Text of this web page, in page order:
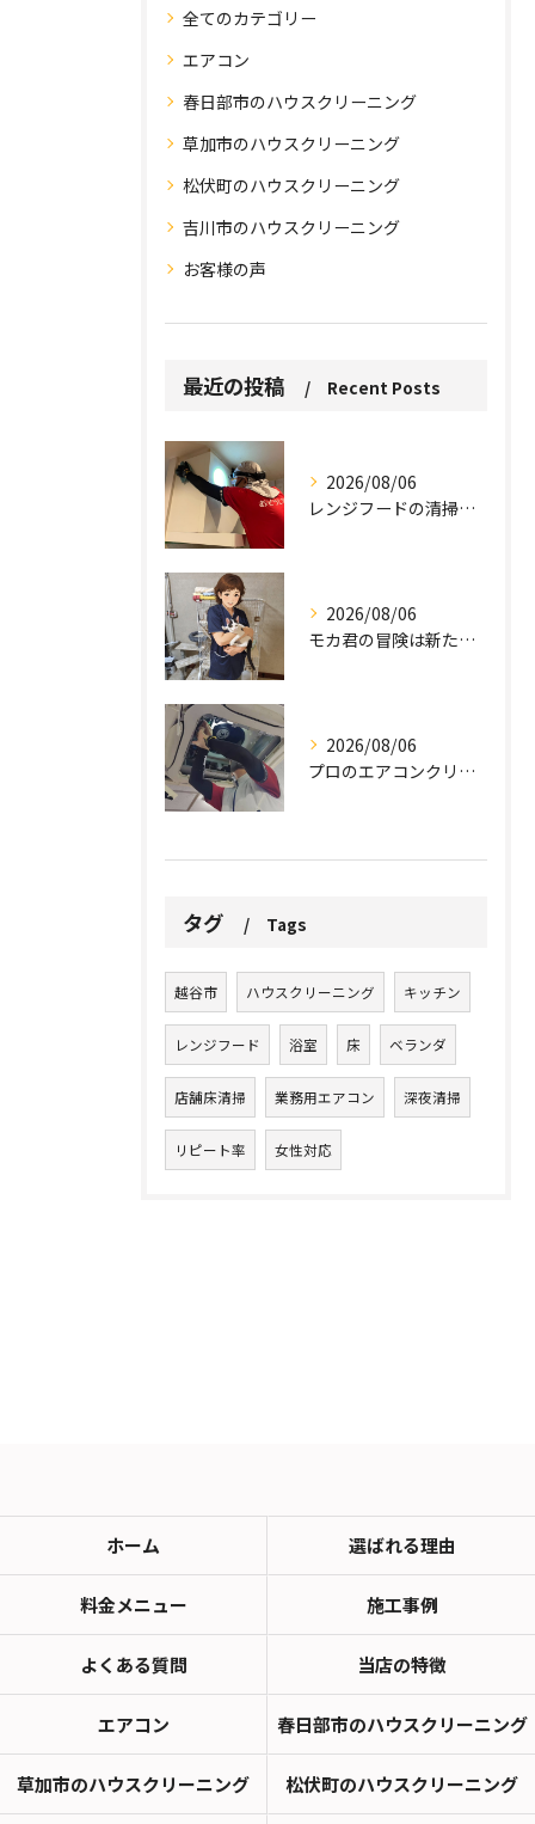
全てのカテゴリー
エアコン
春日部市のハウスクリーニング
草加市のハウスクリーニング
松伏町のハウスクリーニング
吉川市のハウスクリーニング
お客様の声
最近の投稿 Recent Posts
2026/08/06
レンジフードの清掃、忘れていませんか？
2026/08/06
モカ君の冒険は新たな幕を開けました。
2026/08/06
プロのエアコンクリーニングは、店舗やオフィスにおいて多くのメ...
タグ Tags
越谷市 ハウスクリーニング キッチン
レンジフード 浴室 床 ベランダ
店舗床清掃 業務用エアコン 深夜清掃
リピート率 女性対応
ホーム 選ばれる理由
料金メニュー 施工事例
よくある質問 当店の特徴
エアコン 春日部市のハウスクリーニング
草加市のハウスクリーニング 松伏町のハウスクリーニング